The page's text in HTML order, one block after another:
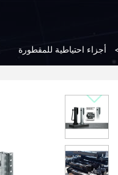
أجزاء احتياطية للمقطورة